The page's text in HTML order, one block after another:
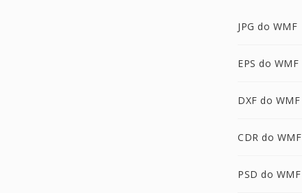
JPG do WMF
EPS do WMF
DXF do WMF
CDR do WMF
PSD do WMF